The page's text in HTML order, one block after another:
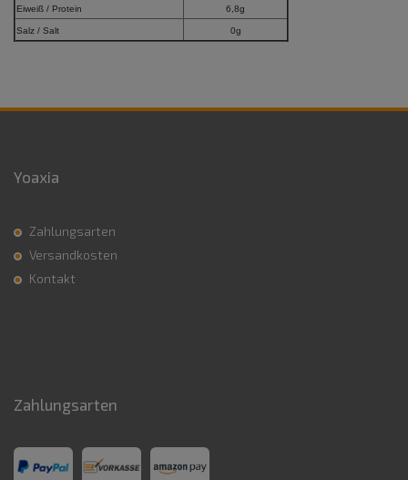
Eiweiß / Protein 6,8g
Salz / Salt 0g
Yoaxia
Zahlungsarten
Versandkosten
Kontakt
Zahlungsarten